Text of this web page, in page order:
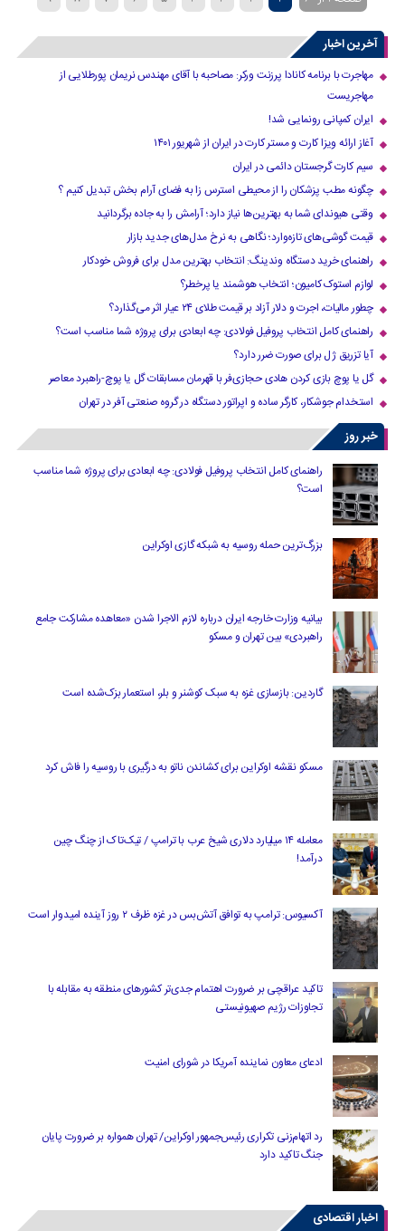
10
›
20
30
40
...
» آخرین اخبار
مهاجرت با برنامه کانادا پرزنت ورکر: مصاحبه با آقای مهندس نریمان پورطلایی از
مهاجریست
ایران کمپانی رونمایی شد!
آغاز ارائه ویزا کارت و مستر کارت در ایران از شهریور ۱۴۰۱
سیم کارت گرجستان دائمی در ایران
چگونه مطب پزشکان را از محیطی استرس زا به فضای آرام بخش تبدیل کنیم ؟
وقتی هیوندای شما به بهترین‌ها نیاز دارد؛ آرامش را به جاده برگردانید
قیمت گوشی‌های تازه‌وارد؛ نگاهی به نرخ مدل‌های جدید بازار
راهنمای خرید دستگاه وندینگ: انتخاب بهترین مدل برای فروش خودکار
لوازم استوک کامیون؛ انتخاب هوشمند یا پرخطر؟
چطور مالیات، اجرت و دلار آزاد بر قیمت طلای ۲۴ عیار اثر می‌گذارد؟
راهنمای کامل انتخاب پروفیل فولادی: چه ابعادی برای پروژه شما مناسب است؟
آیا تزریق ژل برای صورت ضرر دارد​؟
گل یا پوچ بازی کردن هادی حجازی‌فر با قهرمان مسابقات گل یا پوچ-راهبرد معاصر
استخدام جوشکار، کارگر ساده و اپراتور دستگاه در گروه صنعتی آفر در تهران
خبر روز
راهنمای کامل انتخاب پروفیل فولادی: چه ابعادی برای پروژه شما مناسب
است؟
بزرگ‌ترین حمله روسیه به شبکه گازی اوکراین
بیانیه وزارت خارجه ایران درباره لازم‌ الاجرا شدن «معاهده مشارکت جامع
راهبردی» بین تهران و مسکو
گاردین: بازسازی غزه به سبک کوشنر و بلر، استعمار بزک‌شده است
مسکو نقشه اوکراین برای کشاندن ناتو به درگیری با روسیه را فاش کرد
معامله ۱۴ میلیارد دلاری شیخ عرب با ترامپ / تیک‌تاک از چنگ چین
درآمد!
آکسیوس: ترامپ به توافق آتش‌بس در غزه ظرف ۲ روز آینده امیدوار است
تاکید عراقچی بر ضرورت اهتمام جدی‌تر کشورهای منطقه به مقابله با
تجاوزات رژیم صهیونیستی
ادعای معاون نماینده آمریکا در شورای امنیت
رد اتهام‌زنی تکراری رئیس‌جمهور اوکراین/ تهران همواره بر ضرورت پایان
جنگ تاکید دارد
اخبار اقتصادی